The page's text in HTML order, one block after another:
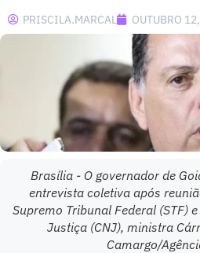
PRISCILA.MARCAL OUTUBRO
Brasília - O governador de
entrevista coletiva após
Supremo Tribunal Federal (STF)
Justiça (CNJ), ministra
Camargo/